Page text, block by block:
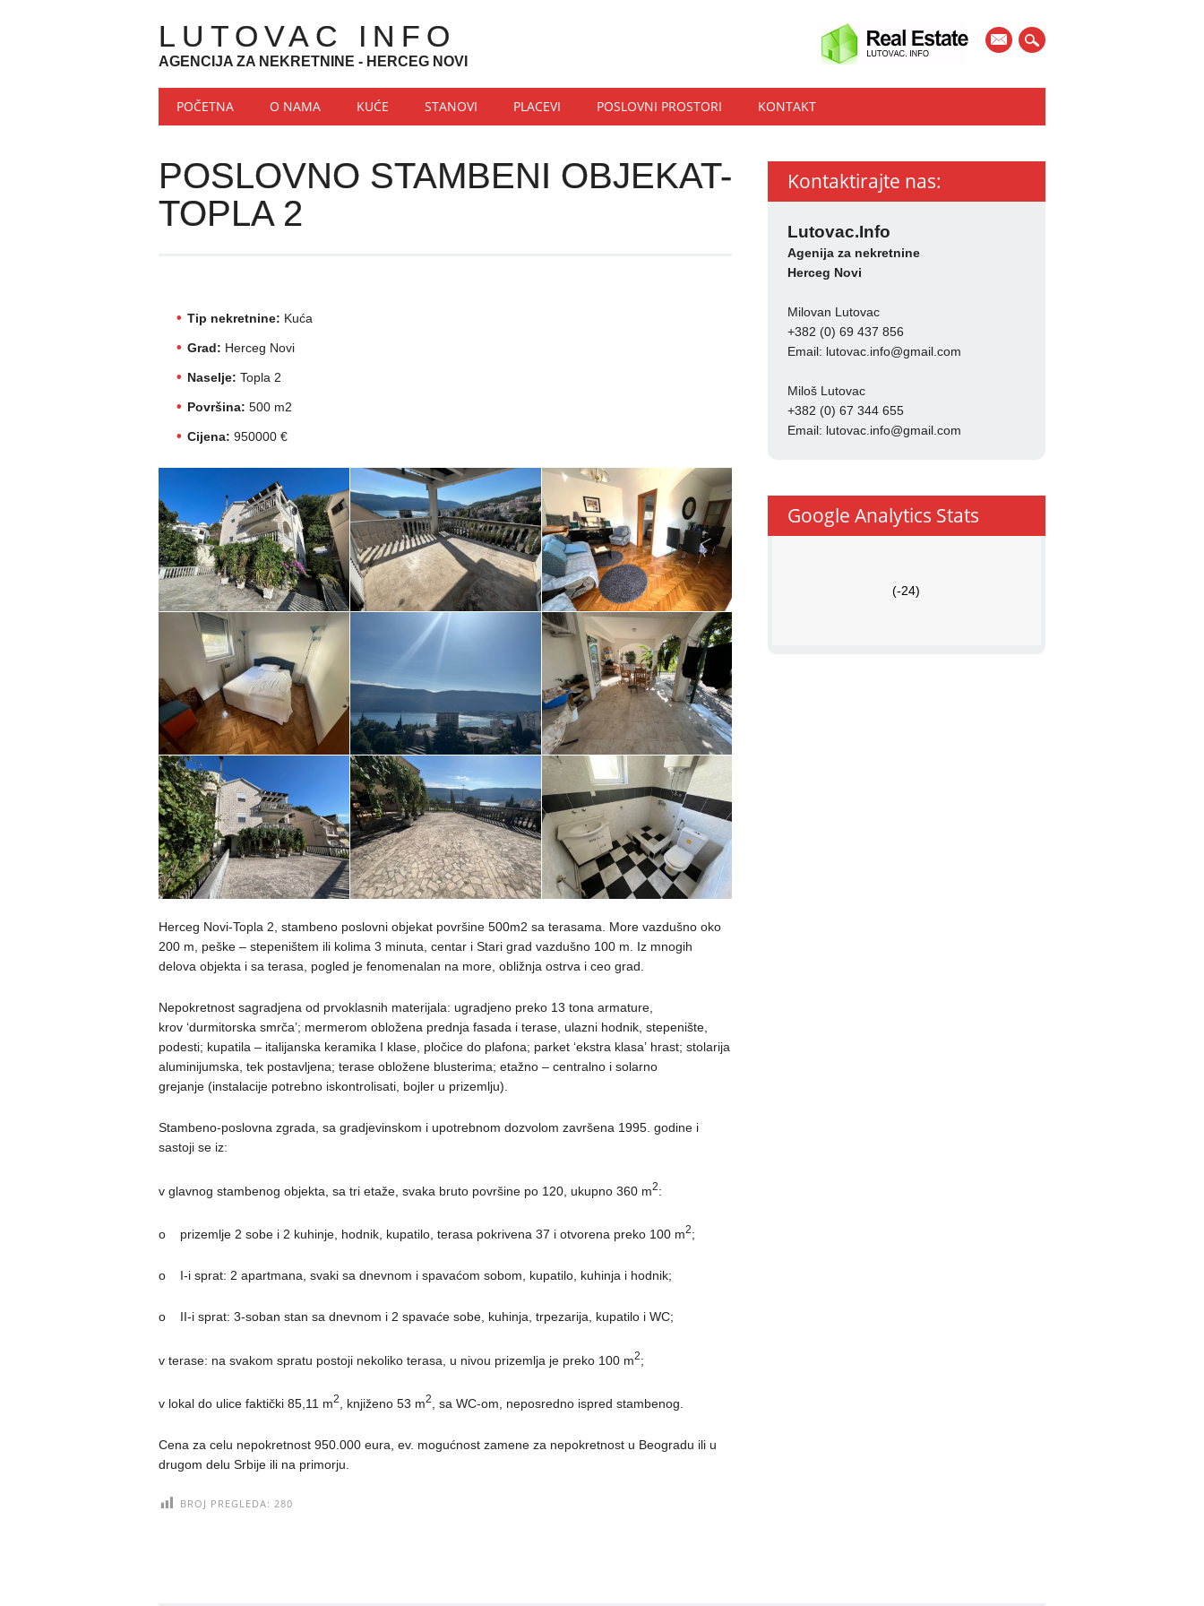
mail
LUTOVAC INFO
AGENCIJA ZA NEKRETNINE - HERCEG NOVI
Main menu
Skip to content
POČETNA O NAMA KUĆE STANOVI PLACEVI POSLOVNI PROSTORI KONTAKT
POSLOVNO STAMBENI OBJEKAT-
TOPLA 2
Tip nekretnine: Kuća
Grad: Herceg Novi
Naselje: Topla 2
Površina: 500 m2
Cijena: 950000 €
Herceg Novi-Topla 2, stambeno poslovni objekat površine 500m2 sa terasama. More vazdušno oko
200 m, peške – stepeništem ili kolima 3 minuta, centar i Stari grad vazdušno 100 m. Iz mnogih
delova objekta i sa terasa, pogled je fenomenalan na more, obližnja ostrva i ceo grad.
Nepokretnost sagradjena od prvoklasnih materijala: ugradjeno preko 13 tona armature,
krov ‘durmitorska smrča’; mermerom obložena prednja fasada i terase, ulazni hodnik, stepenište,
podesti; kupatila – italijanska keramika I klase, pločice do plafona; parket ‘ekstra klasa’ hrast; stolarija
aluminijumska, tek postavljena; terase obložene blusterima; etažno – centralno i solarno
grejanje (instalacije potrebno iskontrolisati, bojler u prizemlju).
Stambeno-poslovna zgrada, sa gradjevinskom i upotrebnom dozvolom završena 1995. godine i
sastoji se iz:
v glavnog stambenog objekta, sa tri etaže, svaka bruto površine po 120, ukupno 360 m2:
o prizemlje 2 sobe i 2 kuhinje, hodnik, kupatilo, terasa pokrivena 37 i otvorena preko 100 m2;
o I-i sprat: 2 apartmana, svaki sa dnevnom i spavaćom sobom, kupatilo, kuhinja i hodnik;
o II-i sprat: 3-soban stan sa dnevnom i 2 spavaće sobe, kuhinja, trpezarija, kupatilo i WC;
v terase: na svakom spratu postoji nekoliko terasa, u nivou prizemlja je preko 100 m2;
v lokal do ulice faktički 85,11 m2 , knjiženo 53 m2 , sa WC-om, neposredno ispred stambenog.
Cena za celu nepokretnost 950.000 eura, ev. mogućnost zamene za nepokretnost u Beogradu ili u
drugom delu Srbije ili na primorju.
BROJ PREGLEDA: 280
Kontaktirajte nas:
Lutovac.Info
Agenija za nekretnine
Herceg Novi
Milovan Lutovac
+382 (0) 69 437 856
Email: lutovac.info@gmail.com
Miloš Lutovac
+382 (0) 67 344 655
Email: lutovac.info@gmail.com
Google Analytics Stats
(-24)